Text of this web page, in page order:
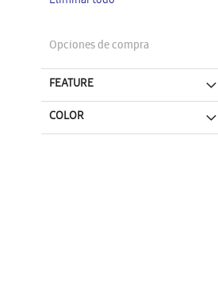
Opciones de compra
FEATURE
COLOR